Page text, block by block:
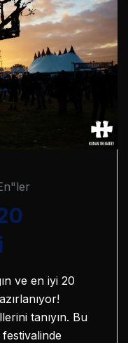
ve en iyi 20
tanıyın. Bu